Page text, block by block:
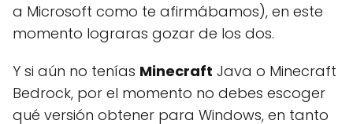
a Microsoft como te afirmábamos), en este
momento lograras gozar de los dos.
Y si aún no tenías Minecraft Java o Minecraft
Bedrock, por el momento no debes escoger
qué versión obtener para Windows, en tanto